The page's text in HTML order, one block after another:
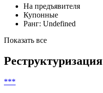
На предъявителя
Купонные
Ранг: Undefined
Показать все
Реструктуризация
***